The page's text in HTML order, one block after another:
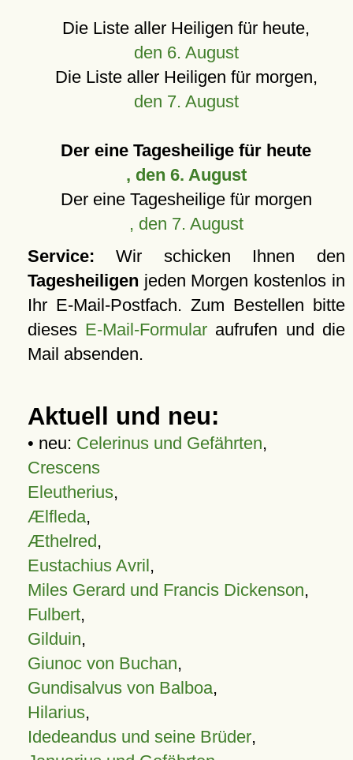
Die Liste aller Heiligen für heute,
den 6. August
Die Liste aller Heiligen für morgen,
den 7. August
Der eine Tagesheilige für heute
, den 6. August
Der eine Tagesheilige für morgen
, den 7. August
Service: Wir schicken Ihnen den
Tagesheiligen jeden Morgen kostenlos in
Ihr E-Mail-Postfach. Zum Bestellen bitte
dieses E-Mail-Formular aufrufen und die
Mail absenden.
Aktuell und neu:
• neu: Celerinus und Gefährten,
Crescens
Eleutherius,
Ælfleda,
Æthelred,
Eustachius Avril,
Miles Gerard und Francis Dickenson,
Fulbert,
Gilduin,
Giunoc von Buchan,
Gundisalvus von Balboa,
Hilarius,
Idedeandus und seine Brüder,